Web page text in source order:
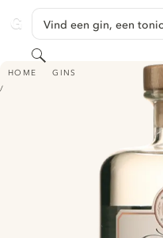
GINVENTORY
Vind een gin, een tonic, …
Zoeken
HOME GINS
JULES ERNEST